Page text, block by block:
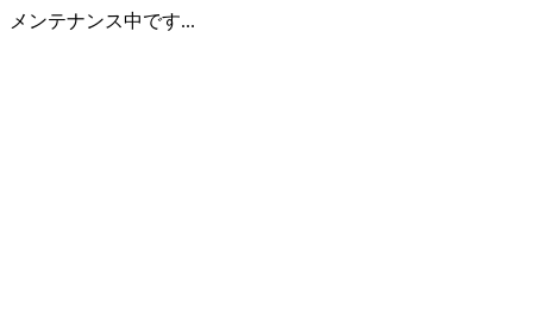
メンテナンス中です...